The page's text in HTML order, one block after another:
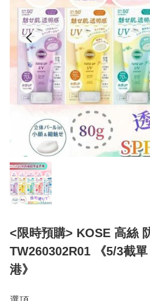
<限時預購> KOSE 高絲
TW260302R01 《5/3截
港》